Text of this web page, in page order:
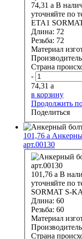
74,31 a В
уточняйте по
Длина: 72
Резьба: 72
Материал
Страна
-
74,31 a
в корзину
Продолжить
Поделиться
101,76 a
арт.00130
101,76 a В
уточняйте по
Длина: 60
Резьба: 60
Материал
Страна